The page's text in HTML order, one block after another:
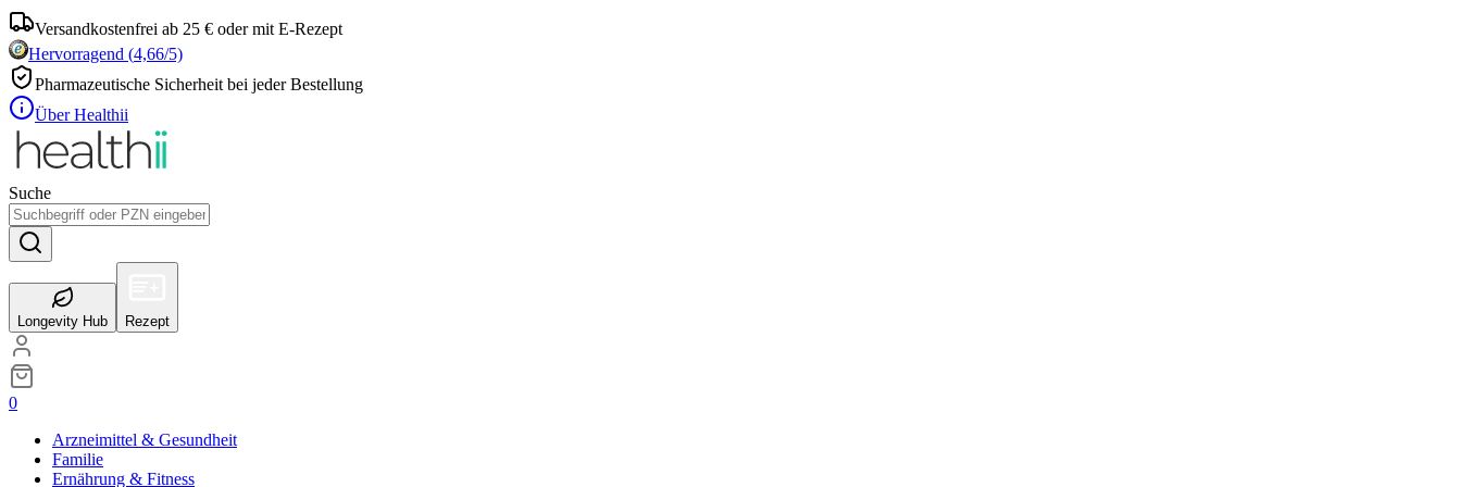
Versandkostenfrei ab 25 € oder mit E-Rezept
Hervorragend (4,66/5)
Pharmazeutische Sicherheit bei jeder Bestellung
Über Healthii
Suche
Longevity Hub Rezept
0
Arzneimittel & Gesundheit
Familie
Ernährung & Fitness